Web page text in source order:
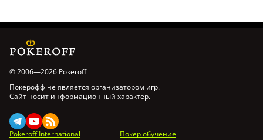
© 2006—2026 Pokeroff
Покерофф не является организатором игр.
Сайт носит информационный характер.
Pokeroff International
Покер обучение